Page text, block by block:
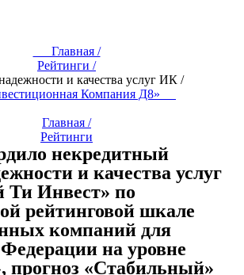
Главная /
Рейтинги /
и качества услуг ИК /
Компания Д8»
Главная /
Рейтинги
некредитный
и качества услуг
Инвест» по
рейтинговой шкале
компаний для
на уровне
прогноз «Стабильный»